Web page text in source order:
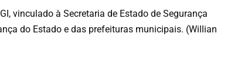
vinculado à Secretaria de Estado de Segurança
do Estado e das prefeituras municipais. (Willian